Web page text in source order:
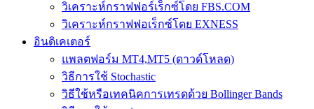
วิเคราะห์กราฟฟอร์เร็กซ์โดย FBS.COM
วิเคราะห์กราฟฟอเร็กซ์โดย EXNESS
อินดิเคเตอร์
แพลตฟอร์ม MT4,MT5 (ดาวด์โหลด)
วิธีการใช้ Stochastic
วิธีใช้หรือเทคนิคการเทรดด้วย Bollinger Bands